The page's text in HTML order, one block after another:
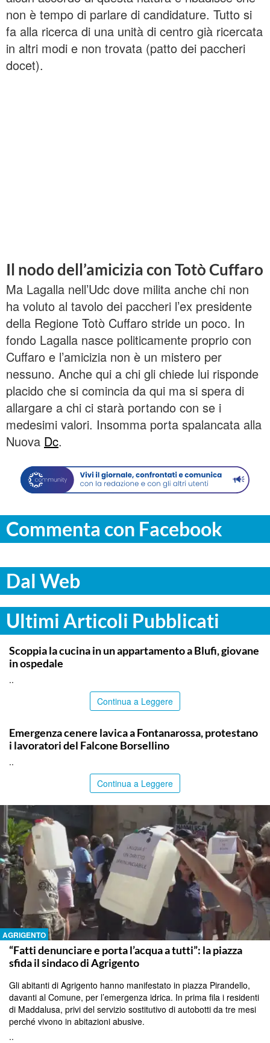
non è tempo di parlare di candidature. Tutto si
fa alla ricerca di una unità di centro già ricercata
in altri modi e non trovata (patto dei paccheri
docet).
Il nodo dell’amicizia con Totò Cuffaro
Ma Lagalla nell’Udc dove milita anche chi non
ha voluto al tavolo dei paccheri l’ex presidente
della Regione Totò Cuffaro stride un poco. In
fondo Lagalla nasce politicamente proprio con
Cuffaro e l’amicizia non è un mistero per
nessuno. Anche qui a chi gli chiede lui risponde
placido che si comincia da qui ma si spera di
allargare a chi ci starà portando con se i
medesimi valori. Insomma porta spalancata alla
Nuova Dc.
Commenta con Facebook
Dal Web
Ultimi Articoli Pubblicati
PALERMO
Scoppia la cucina in un appartamento a Blufi, giovane
in ospedale
..
Continua a Leggere
Emergenza cenere lavica a Fontanarossa, protestano
i lavoratori del Falcone Borsellino
..
Continua a Leggere
AGRIGENTO
“Fatti denunciare e porta l’acqua a tutti”: la piazza
sfida il sindaco di Agrigento
Gli abitanti di Agrigento hanno manifestato in piazza Pirandello,
davanti al Comune, per l’emergenza idrica. In prima fila i residenti
di Maddalusa, privi del servizio sostitutivo di autobotti da tre mesi
perché vivono in abitazioni abusive.
..